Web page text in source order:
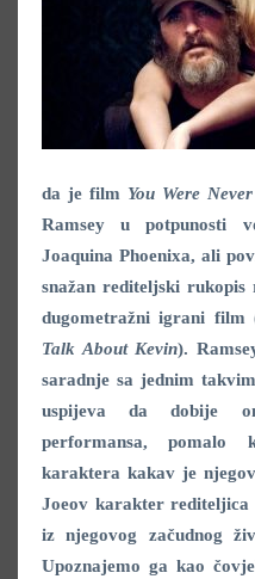
da je film You Were
Ramsey u potpunosti
Joaquina Phoenixa, ali
snažan rediteljski
dugometražni igrani film
Talk About Kevin).
saradnje sa jednim
uspijeva da dobije
performansa, pomalo
karaktera kakav je
Joeov karakter rediteljica
iz njegovog začudnog
Upoznajemo ga kao